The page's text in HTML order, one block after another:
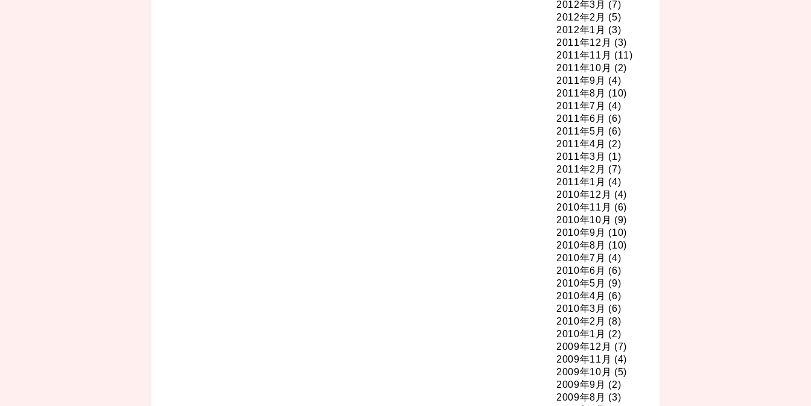
2012年3月 (7)
2012年2月 (5)
2012年1月 (3)
2011年12月 (3)
2011年11月 (11)
2011年10月 (2)
2011年9月 (4)
2011年8月 (10)
2011年7月 (4)
2011年6月 (6)
2011年5月 (6)
2011年4月 (2)
2011年3月 (1)
2011年2月 (7)
2011年1月 (4)
2010年12月 (4)
2010年11月 (6)
2010年10月 (9)
2010年9月 (10)
2010年8月 (10)
2010年7月 (4)
2010年6月 (6)
2010年5月 (9)
2010年4月 (6)
2010年3月 (6)
2010年2月 (8)
2010年1月 (2)
2009年12月 (7)
2009年11月 (4)
2009年10月 (5)
2009年9月 (2)
2009年8月 (3)